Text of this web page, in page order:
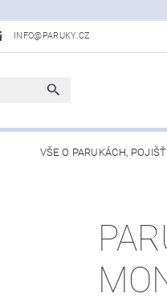
INFO@PARUKY.CZ
VŠE O PARUKÁCH,